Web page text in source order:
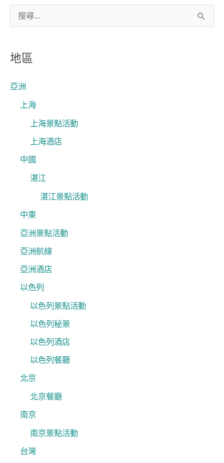
關
字
地區
亞洲
上海
上海景點活動
上海酒店
中國
湛江
湛江景點活動
中東
亞洲景點活動
亞洲航線
亞洲酒店
以色列
以色列景點活動
以色列秘景
以色列酒店
以色列餐廳
北京
北京餐廳
南京
南京景點活動
台灣